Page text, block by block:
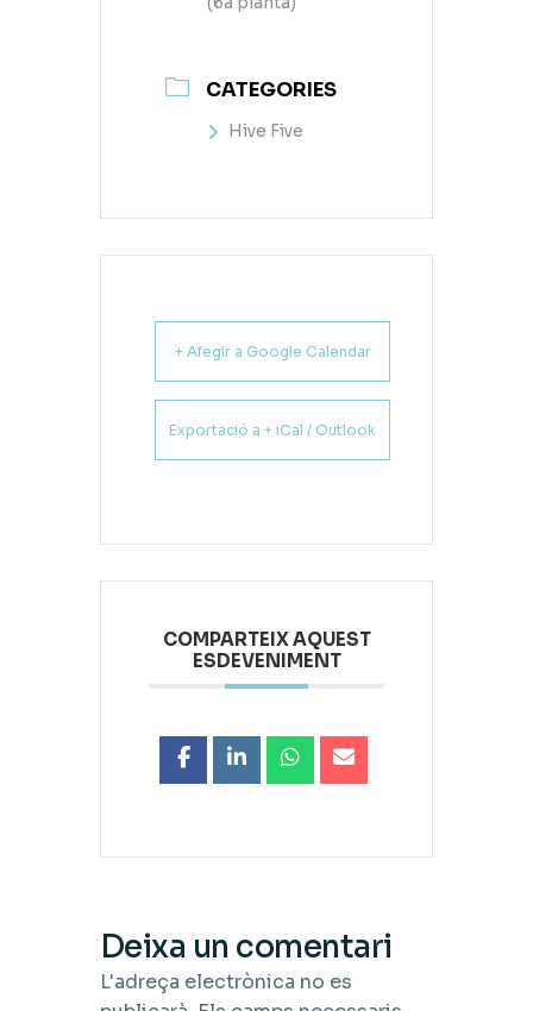
CATEGORIES
Hive Five
+ Afegir a Google Calendar
Exportació a + iCal / Outlook
COMPARTEIX AQUEST
ESDEVENIMENT
Deixa un comentari
L'adreça electrònica no es